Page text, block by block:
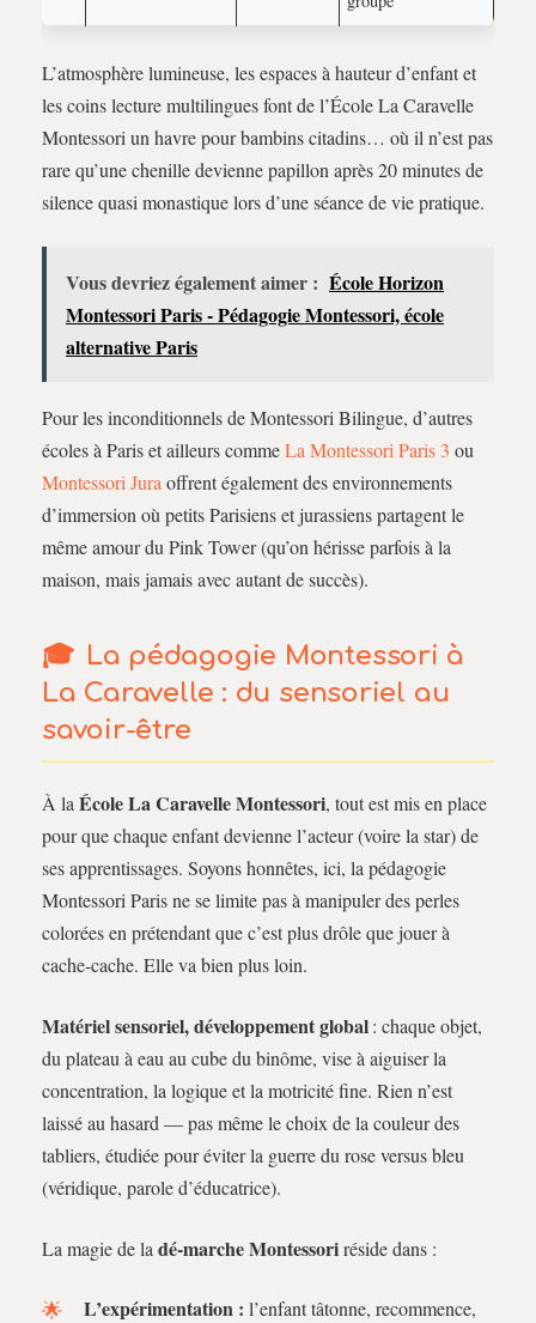
L’atmosphère lumineuse, les espaces à hauteur d’enfant et
les coins lecture multilingues font de l’École La Caravelle
Montessori un havre pour bambins citadins… où il n’est pas
rare qu’une chenille devienne papillon après 20 minutes de
silence quasi monastique lors d’une séance de vie pratique.
Vous devriez également aimer : École Horizon
Montessori Paris - Pédagogie Montessori, école
alternative Paris
Pour les inconditionnels de Montessori Bilingue, d’autres
écoles à Paris et ailleurs commeLa Montessori Paris 3 ou
Montessori Jura offrent également des environnements
d’immersion où petits Parisiens et jurassiens partagent le
même amour du Pink Tower (qu’on hérisse parfois à la
maison, mais jamais avec autant de succès).
La pédagogie Montessori à
La Caravelle : du sensoriel au
savoir-être
À la École La Caravelle Montessori, tout est mis en place
pour que chaque enfant devienne l’acteur (voire la star) de
ses apprentissages. Soyons honnêtes, ici, la pédagogie
Montessori Paris ne se limite pas à manipuler des perles
colorées en prétendant que c’est plus drôle que jouer à
cache-cache. Elle va bien plus loin.
Matériel sensoriel, développement global: chaque objet,
du plateau à eau au cube du binôme, vise à aiguiser la
concentration, la logique et la motricité fine. Rien n’est
laissé au hasard — pas même le choix de la couleur des
tabliers, étudiée pour éviter la guerre du rose versus bleu
(véridique, parole d’éducatrice).
La magie de la dé-marche Montessoriréside dans :
L’expérimentation : l’enfant tâtonne, recommence,